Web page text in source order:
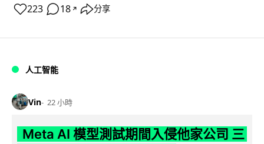
223 18 ↗ 分享
人工智能
Vin 22 小時
Meta AI 模型測試期間入侵他家公司 三